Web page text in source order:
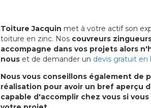
Toiture Jacquin met à votre actif son
toiture en zinc. Nos couvreurs
accompagne dans vos projets alors
nous et de demander un devis gratuit en
Nous vous conseillons également de
réalisation pour avoir un bref aperçu
capable d'accomplir chez vous si